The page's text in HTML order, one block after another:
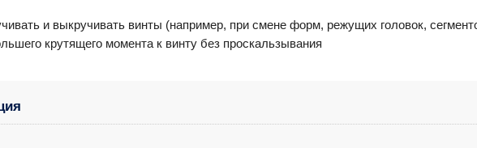
и выкручивать винты (например, при смене форм, режущих головок,
крутящего момента к винту без проскальзывания